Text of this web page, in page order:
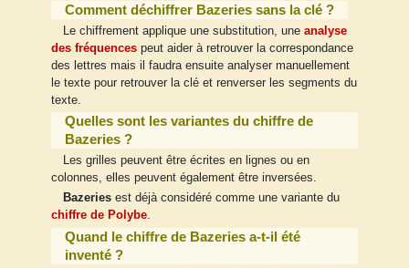
Comment déchiffrer Bazeries sans la clé ?
Le chiffrement applique une substitution, une analyse
des fréquences peut aider à retrouver la correspondance
des lettres mais il faudra ensuite analyser manuellement
le texte pour retrouver la clé et renverser les segments du
texte.
Quelles sont les variantes du chiffre de
Bazeries ?
Les grilles peuvent être écrites en lignes ou en
colonnes, elles peuvent également être inversées.
Bazeriesest déjà considéré comme une variante du
chiffre de Polybe.
Quand le chiffre de Bazeries a-t-il été
inventé ?